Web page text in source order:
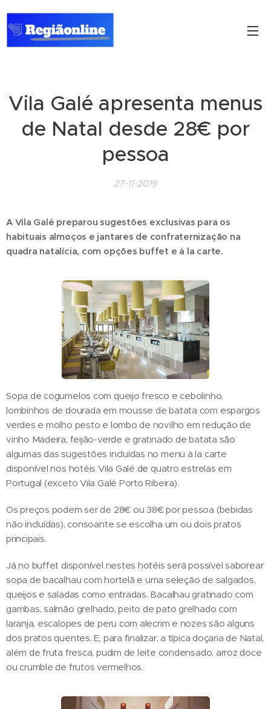
Vila Galé apresenta menus
de Natal desde 28€ por
pessoa
27-11-2019
A Vila Galé preparou sugestões exclusivas para os
habituais almoços e jantares de confraternização na
quadra natalícia, com opções buffet e à la carte.
Sopa de cogumelos com queijo fresco e cebolinho,
lombinhos de dourada em mousse de batata com espargos
verdes e molho pesto e lombo de novilho em redução de
vinho Madeira, feijão-verde e gratinado de batata são
algumas das sugestões incluídas no menu à la carte
disponível nos hotéis Vila Galé de quatro estrelas em
Portugal (exceto Vila Galé Porto Ribeira).
Os preços podem ser de 28€ ou 38€ por pessoa (bebidas
não incluídas), consoante se escolha um ou dois pratos
principais.
Já no buffet disponível nestes hotéis será possível saborear
sopa de bacalhau com hortelã e uma seleção de salgados,
queijos e saladas como entradas. Bacalhau gratinado com
gambas, salmão grelhado, peito de pato grelhado com
laranja, escalopes de peru com alecrim e nozes são alguns
dos pratos quentes. E, para finalizar, a típica doçaria de Natal,
além de fruta fresca, pudim de leite condensado, arroz doce
ou crumble de frutos vermelhos.